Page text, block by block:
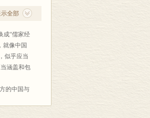
示全部
成“儒家经
就像中国
似乎应当
涵盖和包
的中国与